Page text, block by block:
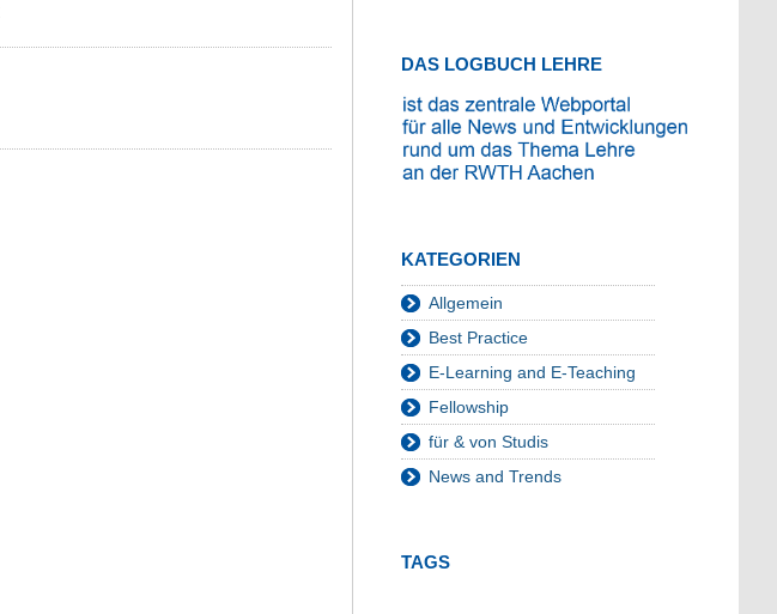
DAS LOGBUCH LEHRE
KATEGORIEN
Allgemein
Best Practice
E-Learning and E-Teaching
Fellowship
für & von Studis
News and Trends
TAGS